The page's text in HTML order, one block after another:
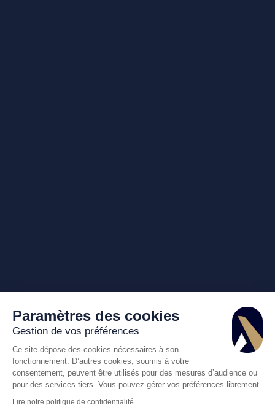
Paramètres des cookies
Gestion de vos préférences
Ce site dépose des cookies nécessaires à son
fonctionnement. D’autres cookies, soumis à votre
consentement, peuvent être utilisés pour des mesures d’audience ou
pour des services tiers. Vous pouvez gérer vos préférences librement.
Lire notre politique de confidentialité